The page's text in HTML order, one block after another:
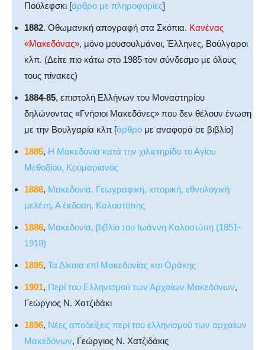
Πούλεφσκι [άρθρο με πληροφορίες]
1882. Οθωμανική απογραφή στα Σκόπια. Κανένας
«Μακεδόνας», μόνο μουσουλμάνοι, Έλληνες, Βούλγαροι
κλπ. (Δείτε πιο κάτω στο 1985 τον σύνδεσμο με όλους
τους πίνακες)
1884-85, επιστολή Ελλήνων του Μοναστηρίου
δηλώνοντας «Γνήσιοι Μακεδόνες» που δεν θέλουν ένωση
με την Βουλγαρία κλπ [άρθρο με αναφορά σε βιβλίο]
1885, Η Μακεδονία κατά την χιλιετηρίδα το Αγίου
Μεθοδίου, Κουμαριανός
1886, Μακεδονία. Γεωγραφική, ιστορική, εθνολογική
μελέτη, Α έκδοση, Καλοστύπης
1886, Μακεδονία, βιβλίο του Ιωάννη Καλοστύπη (1851-
1918)
1895, Τα Δίκαια επί Μακεδονίας και Θράκης
1901, Περί του Ελληνισμού των Αρχαίων Μακεδόνων,
Γεώργιος Ν. Χατζιδάκι
1896, Νέες αποδείξεις περί του ελληνισμού των αρχαίων
Μακεδόνων, Γεώργιος Ν. Χατζιδάκις